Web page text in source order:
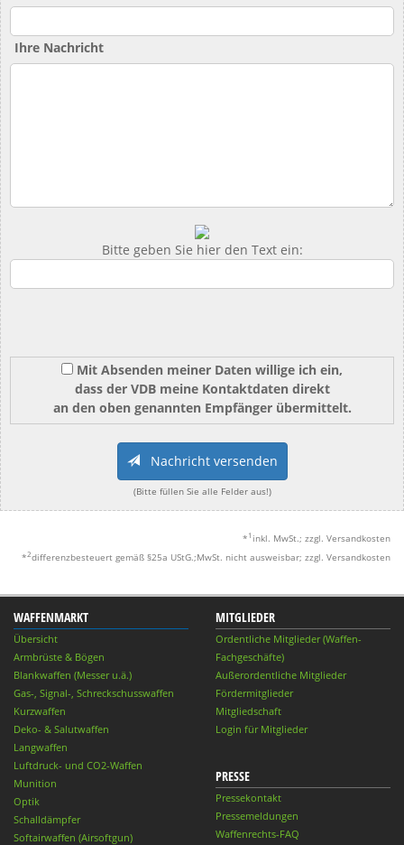
Ihre Nachricht
Bitte geben Sie hier den Text ein:
Mit Absenden meiner Daten willige ich ein,
dass der VDB meine Kontaktdaten direkt
an den oben genannten Empfänger übermittelt.
Nachricht versenden
(Bitte füllen Sie alle Felder aus!)
* 1 inkl. MwSt.; zzgl. Versandkosten
*2differenzbesteuert gemäß §25a UStG.;MwSt. nicht ausweisbar; zzgl. Versandkosten
WAFFENMARKT
Übersicht
Armbrüste & Bögen
Blankwaffen (Messer u.ä.)
Gas-, Signal-, Schreckschusswaffen
Kurzwaffen
Deko- & Salutwaffen
Langwaffen
Luftdruck- und CO2-Waffen
Munition
Optik
Schalldämpfer
Softairwaffen (Airsoftgun)
MITGLIEDER
Ordentliche Mitglieder (Waffen-
Fachgeschäfte)
Außerordentliche Mitglieder
Fördermitglieder
Mitgliedschaft
Login für Mitglieder
PRESSE
Pressekontakt
Pressemeldungen
Waffenrechts-FAQ